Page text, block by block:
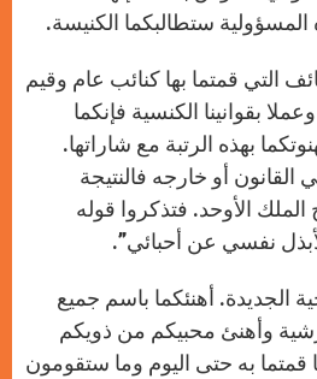
ستطالبكما الكنيسة.
التي قمتما بها كنائب عام وقيم
بقوانينا الكنسية فإنكما
بهذه الرتبة مع شاراتها.
أو خارجه فالنتيجة
الأوحد. فتذكروا قوله
نفسي عن أحبائي”.
الجديدة. أهنئكما باسم جميع
وأهنئ محبيكم من ذويكم
قمتما به حتى اليوم وما ستقومون